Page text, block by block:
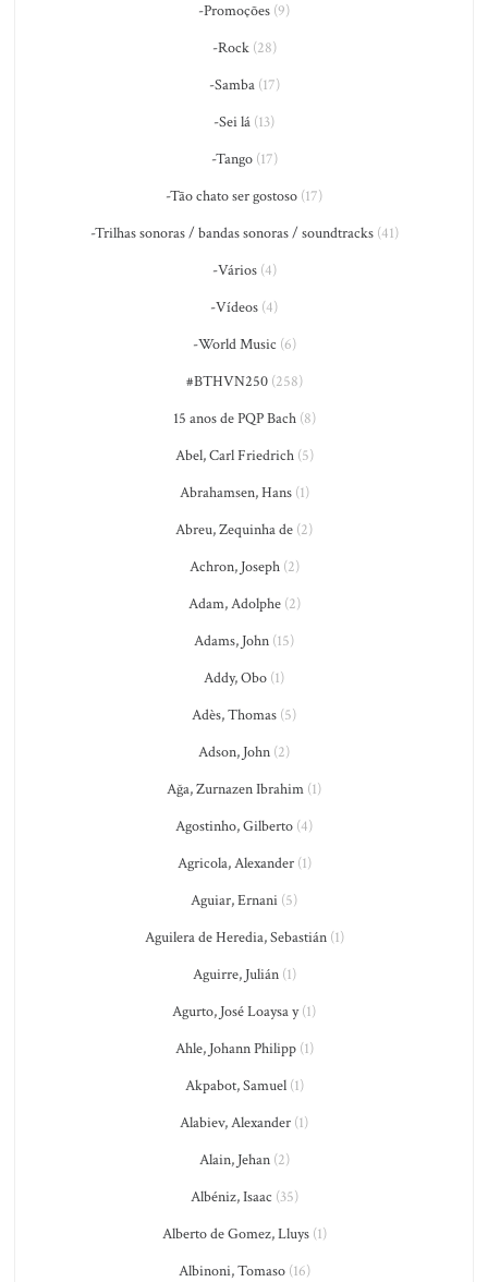
-Promoções (9)
-Rock(28)
-Samba(17)
-Sei lá (13)
-Tango(17)
-Tão chato ser gostoso (17)
-Trilhas sonoras / bandas sonoras / soundtracks(41)
-Vários(4)
-Vídeos (4)
-World Music (6)
#BTHVN250(258)
15 anos de PQP Bach(8)
Abel, Carl Friedrich(5)
Abrahamsen, Hans(1)
Abreu, Zequinha de (2)
Achron, Joseph(2)
Adam, Adolphe(2)
Adams, John (15)
Addy, Obo (1)
Adès, Thomas (5)
Adson, John (2)
Ağa, Zurnazen Ibrahim (1)
Agostinho, Gilberto (4)
Agricola, Alexander(1)
Aguiar, Ernani (5)
Aguilera de Heredia, Sebastián(1)
Aguirre, Julián(1)
Agurto, José Loaysa y(1)
Ahle, Johann Philipp(1)
Akpabot, Samuel(1)
Alabiev, Alexander (1)
Alain, Jehan(2)
Albéniz, Isaac (35)
Alberto de Gomez, Lluys(1)
Albinoni, Tomaso(16)